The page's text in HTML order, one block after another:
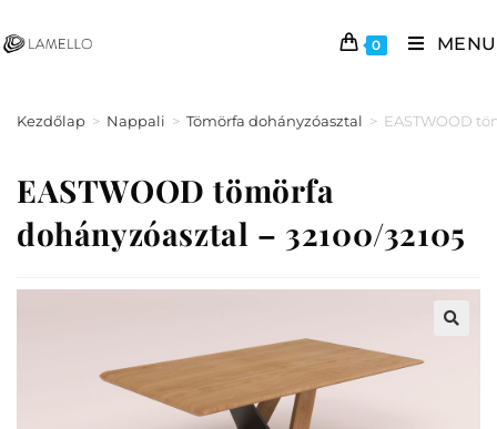
0 MENU
Kezdőlap > Nappali > Tömörfa dohányzóasztal > EASTWOOD
EASTWOOD tömörfa
dohányzóasztal – 32100/32105